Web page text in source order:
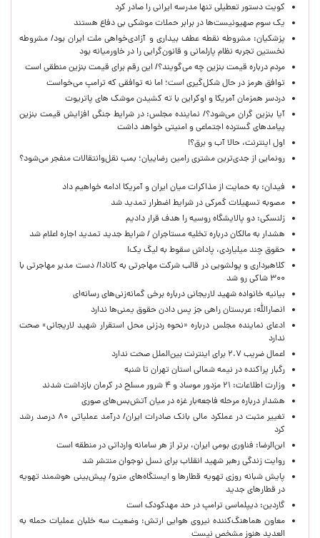
کویت دستور تعطیلی تنها مدرسه ایرانی را صادر کرد
یک‌ سوم صهیونیست‌ها در برابر حملات موشکی بی دفاع هستند
پزشکیان: مشروطه نقطه عطف بیداری و آزادی‌خواهی ملت ایران بود/ مشروطه
نخستین تجربه نظام پارلمانی و قانون‌گرایی را در خاورمیانه بود
مردم درباره قیمت بنزین چه می‌گویند؟/ این رقم برای قیمت بنزین منطقی است
توافق هرمز در حال شکل‌گیری است؛ اما نه توافقی که ترامپ می‌خواست
دردسر همزمان آمریکا و اوکراین با ته کشیدن موشک های پاتریوت
آیا بنزین گران می‌شود؟/ نماینده مجلس: در شرایط جنگی افزایش قیمت بنزین
پیامدهای گسترده اجتماعی و امنیتی خواهد داشت
اول اینترنت، حالا آب و برق؟!
رونمایی از جدی‌ترین مشتری رامین رضاییان؛ بمب نقل‌وانتقالات منفجر می‌شود؟
فیدان: به حمایت از مذاکرات میان ایران و آمریکا ادامه خواهیم داد
مصوبه تسهیلات گمرکی در شرایط اضطرار تمدید شد
زلنسکی: دو پالایشگاه روسیه را هدف قرار دادیم
هشدار به مالکان درباره تخلیه مستاجران / شرایط جدید تمدید اجاره اعلام شد
حقوق چند میلیاردی، پاداش سقوط به لیگ یک!
کلاهبرداری و پولشویی در قالب شرکت مهاجرتی به کانادا/ دست مدیر مهاجرتی با
۳۰۰ شاکی رو شد
بیانیه خانواده شهید لاریجانی درباره برخی گمانه‌زنی‌های رسانه‌ای
انصارالله: عربستان راهی جز پس دادن حقوق یمنی‌ها ندارد
ادعای نماینده مجلس درباره «نحوه ردزنی محل استقرار شهید لاریجانی» صحت
ندارد
اعمال ضریب ۲.۷ برای اینترنت بین‌الملل صحت ندارد
رگبار پراکنده در نیمه شمالی استان تهران تا شنبه
وزارت اطلاعات: ۲۱ مزدور موساد و ۴ شرور مسلح در کرمان بازداشت شدند
هشدار درباره مرحله فاجعه‌بار غزه در میان آتش‌بس‌های صوری
تغییر مثبت در عملکرد مالی بانک صادرات ایران/ درآمد عملیاتی ۸۰ درصد رشد
کرد
ابن‌الرضا: فناوری بومی ایران، برتر از هر سامانه وارداتی در منطقه است
روایت زندگی رهبر شهید انقلاب برای نسل نوجوان منتشر شد
پایش شبانه روزی تهویه قطارها و ایستگاه‌های مترو/ پیش‌بینی هوشمند تهویه
در قطارهای جدید
گاردین: دیپلماسی ترامپ در حد مهدکودک است
معاون هماهنگ‌کننده نیروی هوایی ارتش: وضعیت سه خلبان عملیات حمله به
العدید هنوز مشخص نیست